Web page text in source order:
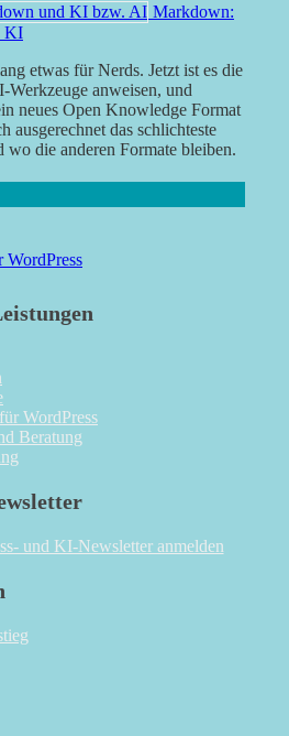
Markdown:
KI
etwas für Nerds. Jetzt ist es die
anweisen, und
neues Open Knowledge Format
ausgerechnet das schlichteste
wo die anderen Formate bleiben.
WordPress
Beratung